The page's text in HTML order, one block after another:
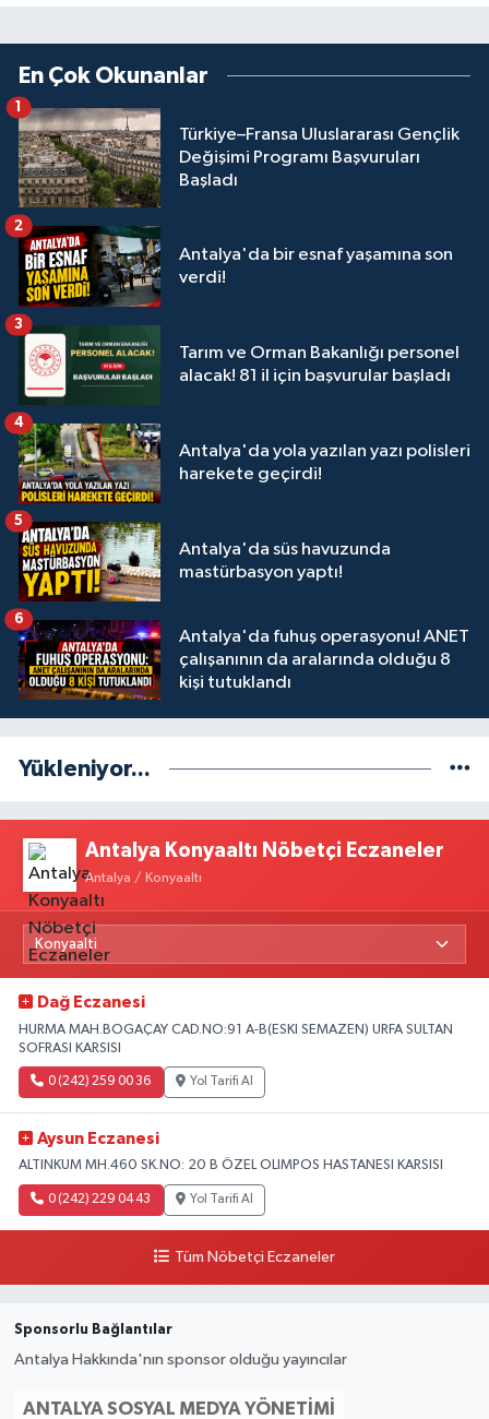
En Çok Okunanlar
Türkiye–Fransa Uluslararası Gençlik
Değişimi Programı Başvuruları
Başladı
1
Antalya'da bir esnaf yaşamına son
verdi!
2
Tarım ve Orman Bakanlığı personel
alacak! 81 il için başvurular başladı
3
Antalya'da yola yazılan yazı polisleri
harekete geçirdi!
4
Antalya'da süs havuzunda
mastürbasyon yaptı!
5
Antalya'da fuhuş operasyonu! ANET
çalışanının da aralarında olduğu 8
kişi tutuklandı
6
Yükleniyor...
Antalya Konyaaltı Nöbetçi Eczaneler
Antalya / Konyaaltı
Dağ Eczanesi
HURMA MAH.BOGAÇAY CAD.NO:91 A-B(ESKI SEMAZEN) URFA SULTAN
SOFRASI KARSISI
0 (242) 259 00 36 Yol Tarifi Al
Aysun Eczanesi
ALTINKUM MH.460 SK.NO: 20 B ÖZEL OLIMPOS HASTANESI KARSISI
0 (242) 229 04 43 Yol Tarifi Al
Tüm Nöbetçi Eczaneler
Sponsorlu Bağlantılar
Antalya Hakkında'nın sponsor olduğu yayıncılar
ANTALYA SOSYAL MEDYA YÖNETIMI